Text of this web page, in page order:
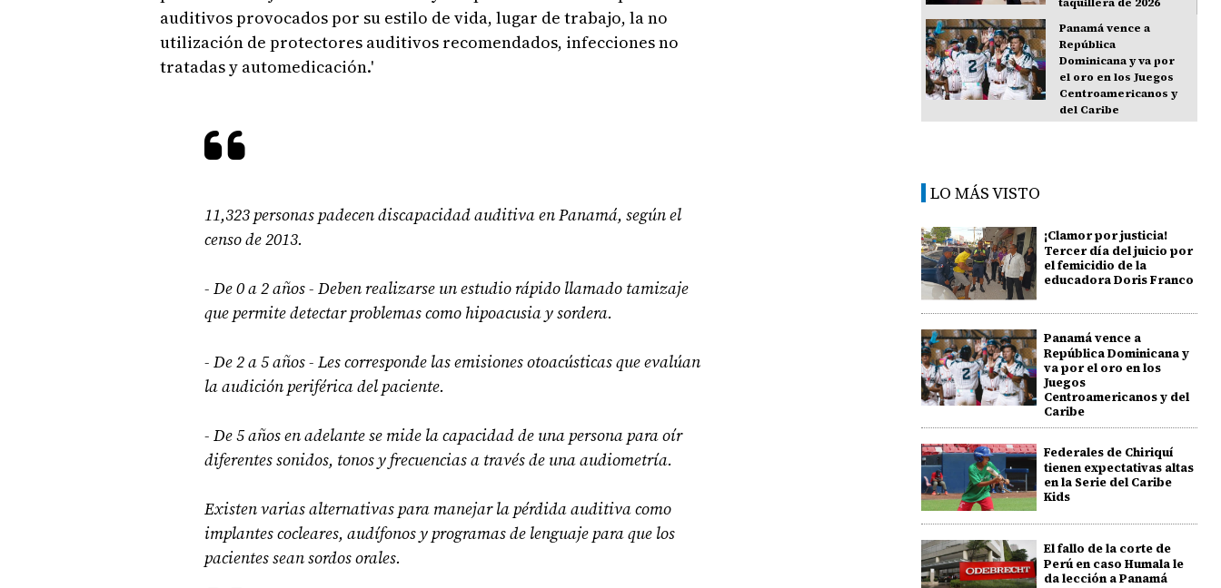
auditivos provocados por su estilo de vida, lugar de trabajo, la no
utilización de protectores auditivos recomendados, infecciones no
tratadas y automedicación.'
11,323 personas padecen discapacidad auditiva en Panamá, según el
censo de 2013.
- De 0 a 2 años - Deben realizarse un estudio rápido llamado tamizaje
que permite detectar problemas como hipoacusia y sordera.
- De 2 a 5 años - Les corresponde las emisiones otoacústicas que evalúan
la audición periférica del paciente.
- De 5 años en adelante se mide la capacidad de una persona para oír
diferentes sonidos, tonos y frecuencias a través de una audiometría.
Existen varias alternativas para manejar la pérdida auditiva como
implantes cocleares, audífonos y programas de lenguaje para que los
pacientes sean sordos orales.
taquillera de 2026
Panamá vence a
República
Dominicana y va por
el oro en los Juegos
Centroamericanos y
del Caribe
LO MÁS VISTO
¡Clamor por justicia!
Tercer día del juicio por
el femicidio de la
educadora Doris Franco
Panamá vence a
República Dominicana y
va por el oro en los
Juegos
Centroamericanos y del
Caribe
Federales de Chiriquí
tienen expectativas altas
en la Serie del Caribe
Kids
El fallo de la corte de
Perú en caso Humala le
da lección a Panamá